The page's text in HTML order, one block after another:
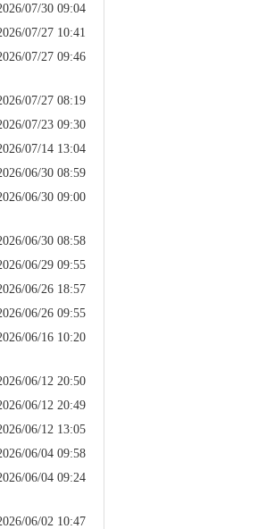
07/30 09:04
07/27 10:41
07/27 09:46
07/27 08:19
07/23 09:30
07/14 13:04
06/30 08:59
06/30 09:00
06/30 08:58
06/29 09:55
06/26 18:57
06/26 09:55
06/16 10:20
06/12 20:50
06/12 20:49
06/12 13:05
06/04 09:58
06/04 09:24
06/02 10:47